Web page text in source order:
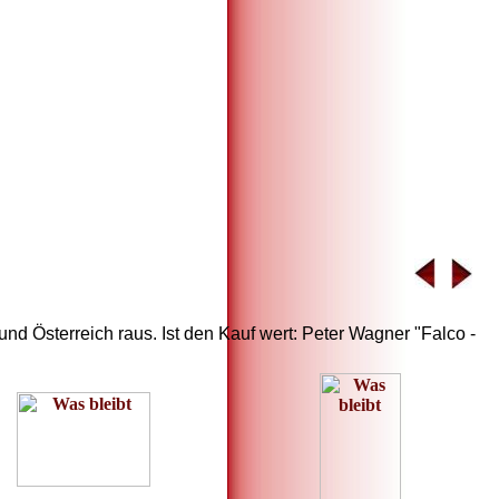
Österreich raus. Ist den Kauf wert: Peter Wagner "Falco -